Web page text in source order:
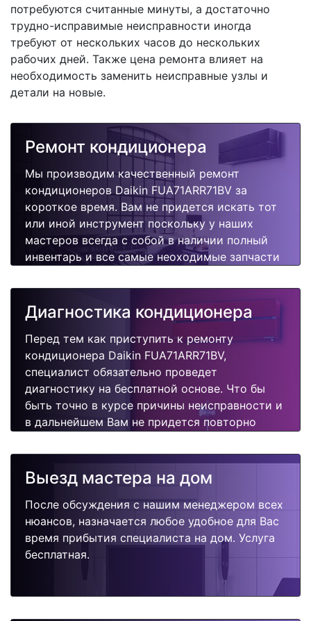
потребуются считанные минуты, а достаточно
трудно-исправимые неисправности иногда
требуют от нескольких часов до нескольких
рабочих дней. Также цена ремонта влияет на
необходимость заменить неисправные узлы и
детали на новые.
Ремонт кондиционера
Мы производим качественный ремонт
кондиционеров Daikin FUA71ARR71BV за
короткое время. Вам не придется искать тот
или иной инструмент поскольку у наших
мастеров всегда с собой в наличии полный
инвентарь и все самые неоходимые запчасти
быстро, качественно и недорого.
Диагностика кондиционера
Перед тем как приступить к ремонту
кондиционера Daikin FUA71ARR71BV,
специалист обязательно проведет
диагностику на бесплатной основе. Что бы
быть точно в курсе причины неисправности и
в дальнейшем Вам не придется повторно
поломок.
Выезд мастера на дом
После обсуждения с нашим менеджером всех
нюансов, назначается любое удобное для Вас
время прибытия специалиста на дом. Услуга
бесплатная.